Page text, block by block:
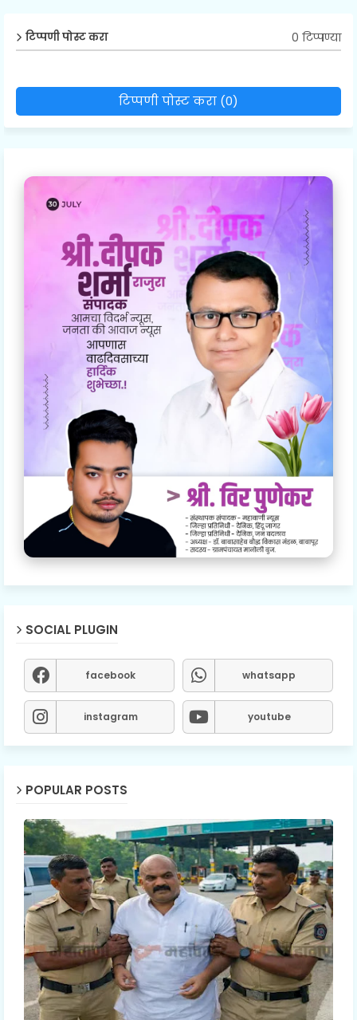
टिप्पणी पोस्ट करा 0 टिप्पण्या
टिप्पणी पोस्ट करा (0)
SOCIAL PLUGIN
facebook whatsapp
instagram youtube
POPULAR POSTS